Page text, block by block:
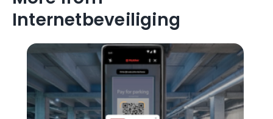
Internetbeveiliging